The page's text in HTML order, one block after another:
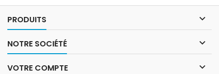
PRODUITS 
NOTRE SOCIÉTÉ 
VOTRE COMPTE 